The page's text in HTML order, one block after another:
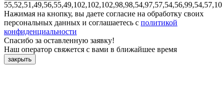
Нажимая на кнопку, вы даете согласие на обработку своих
персональных данных и соглашаетесь с политикой
конфиденциальности
Спасибо за оставленную заявку!
Наш оператор свяжется с вами в ближайшее время
закрыть